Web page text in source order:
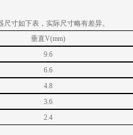
寸如下表，实际尺寸略有差异。
垂直V(mm)
9.6
6.6
4.8
3.6
2.4